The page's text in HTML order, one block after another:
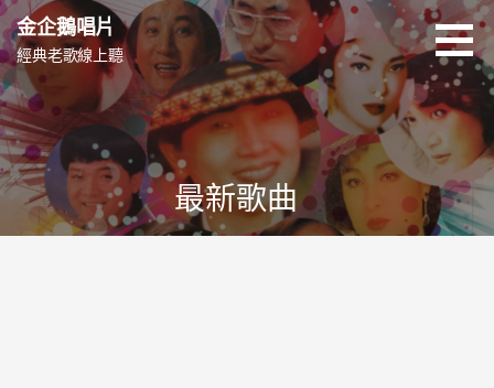
跳
至
主
要
內
容
金企鵝唱片
經典老歌線上聽
最新歌曲